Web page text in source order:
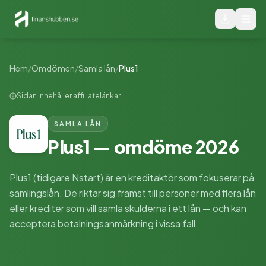
Hem/Omdömen/Samla lån/Plus1
Sidan innehåller affiliatelänkar
SAMLA LÅN
Plus1 — omdöme2026
Plus1 (tidigare Nstart) är en kreditaktör som fokuserar på
samlingslån. De riktar sig främst till personer med flera lån
eller krediter som vill samla skulderna i ett lån — och kan
acceptera betalningsanmärkning i vissa fall.